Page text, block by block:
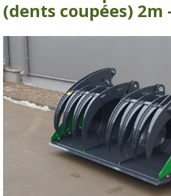
(dents coupées) 2m